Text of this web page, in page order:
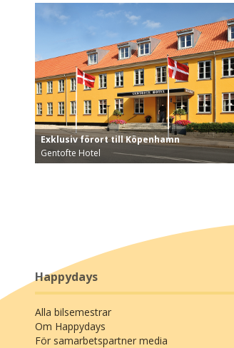
Exklusiv förort till Köpenhamn
Gentofte Hotel
Happydays
Alla bilsemestrar
Om Happydays
För samarbetspartner media